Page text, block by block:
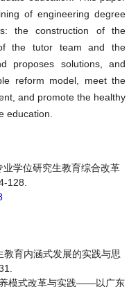
of engineering degree
the construction of the
the tutor team and the
proposes solutions, and
reform model, meet the
and promote the healthy
education.
学位研究生教育综合改革
128.
育内涵式发展的实践与思
模式改革与实践——以广东